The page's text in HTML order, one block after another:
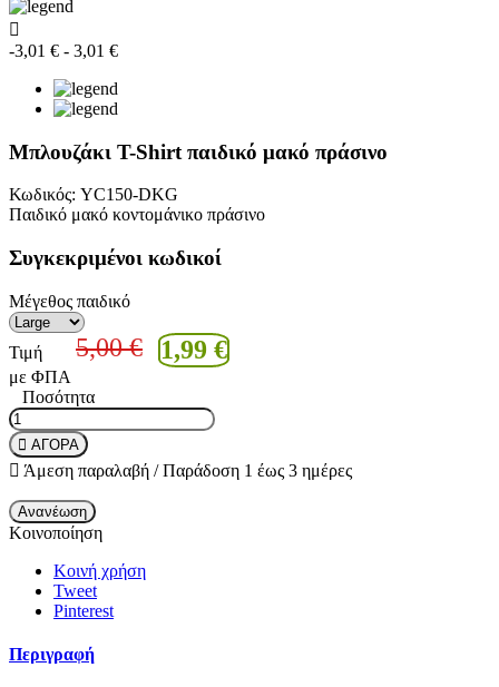

-3,01 € - 3,01 €
Μπλουζάκι T-Shirt παιδικό μακό πράσινο
Κωδικός: YC150-DKG
Παιδικό μακό κοντομάνικο πράσινο
Συγκεκριμένοι κωδικοί
Μέγεθος παιδικό
Τιμή 5,00 € 1,99 €
με ΦΠΑ
Ποσότητα
ΑΓΟΡΑ
Άμεση παραλαβή / Παράδoση 1 έως 3 ημέρες
Κοινοποίηση
Κοινή χρήση
Tweet
Pinterest
Περιγραφή